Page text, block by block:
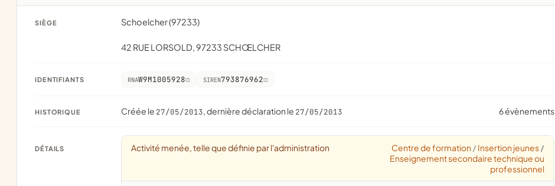
SIÈGE Schoelcher (97233)
42 RUE LORSOLD, 97233 SCHŒLCHER
IDENTIFIANTS RNAW9M1005928 SIREN793876962
HISTORIQUE Créée le 27/05/2013, dernière déclaration le 27/05/2013 6 évènements
DÉTAILS Activité menée, telle que définie par l'administration Centre de formation / Insertion jeunes /
Enseignement secondaire technique ou
professionnel